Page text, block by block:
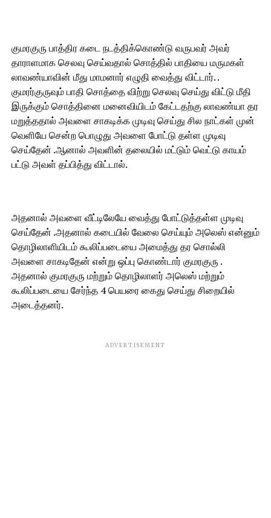
குமரகுரு பாத்திர கடை நடத்திக்கொண்டு வருபவர் அவர்
தாராளமாக செலவு செய்வதால் சொத்தில் பாதியை மருமகள்
லாவண்யாவின் மீது மாமனார் எழுதி வைத்து விட்டார். .
குமரர்குருவும் பாதி சொத்தை விற்று செலவு செய்து விட்டு மீதி
இருக்கும் சொத்தினை மனைவியிடம் கேட்டதற்கு லாவண்யா தர
மறுத்ததால் அவளை சாகடிக்க முடிவு செய்து சில நாட்கள் முன்
வெளியே சென்ற பொழுது அவளை போட்டு தள்ள முடிவு
செய்தேன் .ஆனால் அவளின் தலையில் மட்டும் வெட்டு காயம்
பட்டு அவள் தப்பித்து விட்டால்.
அதனால் அவளை வீட்டிலேயே வைத்து போட்டுத்தள்ள முடிவு
செய்தேன் .அதனால் கடையில் வேலை செய்யும் அலெஸ் என்னும்
தொழிலாளியிடம் கூலிப்படையை அமைத்து தர சொல்லி
அவளை சாகடிதேன் என்று ஒப்பு கொண்டார் குமரகுரு .
அதனால் குமரகுரு மற்றும் தொழிலாளர் அலெஸ் மற்றும்
கூலிப்படையை சேர்ந்த 4 பெயரை கைது செய்து சிறையில்
அடைத்தனர்.
ADVERTISEMENT